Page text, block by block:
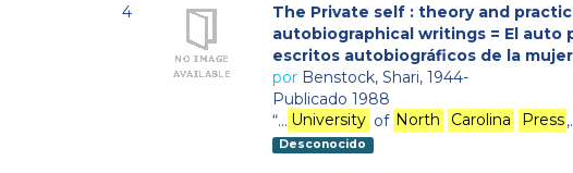
4
The Private self : theory and
autobiographical writings = El auto
escritos autobiográficos de la
por Benstock, Shari, 1944-
Publicado 1988
“… University of North Carolina Press
Desconocido